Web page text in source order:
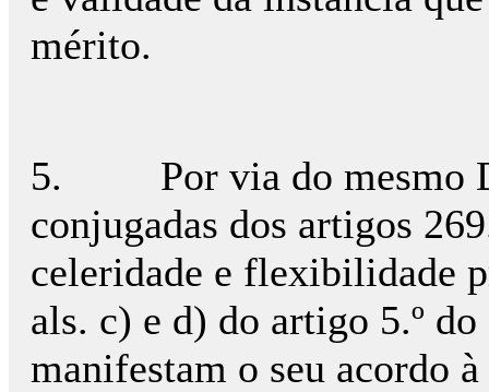
mérito.
5. Por via do mesmo
conjugadas dos artigos
celeridade e flexibilidade
als. c) e d) do artigo 5.º
manifestam o seu acordo